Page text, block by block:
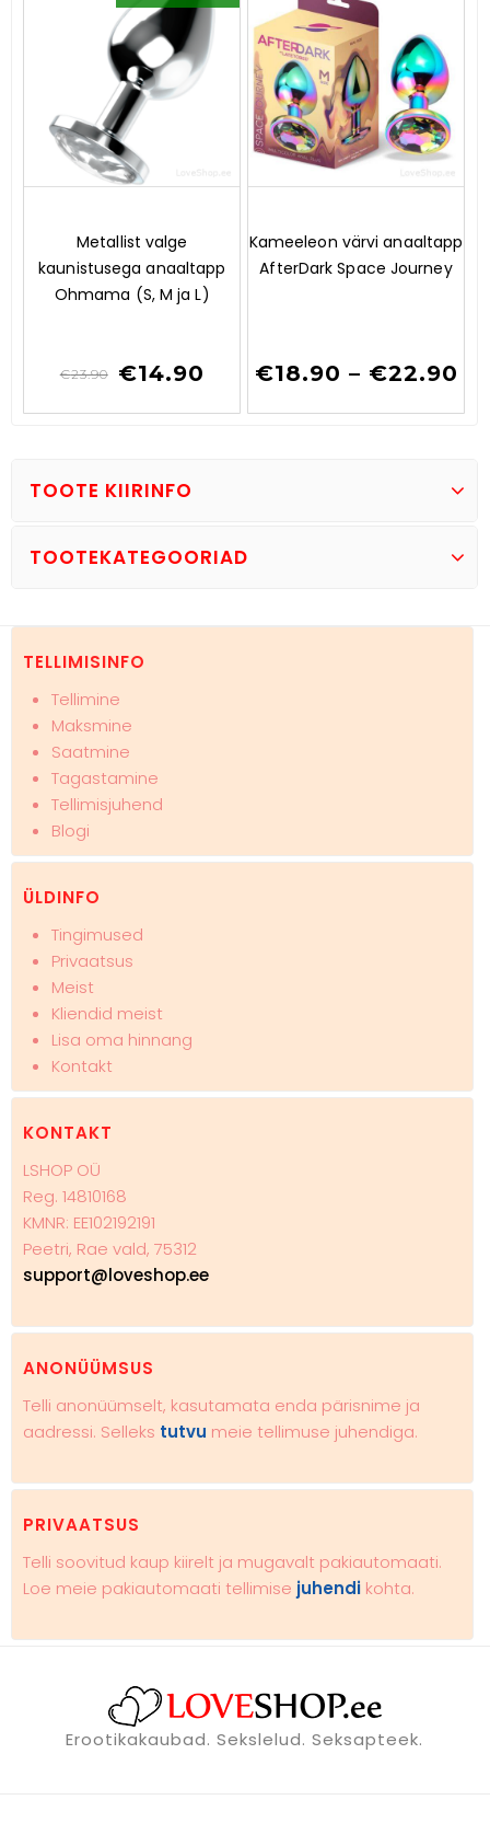
o
u
o
Metallist valge
kaunistusega anaaltapp
Ohmama (S, M ja L)
€23.90 €14.90
o
u
Kameeleon värvi anaaltapp
AfterDark Space Journey
€18.90 – €22.90
TOOTE KIIRINFO
TOOTEKATEGOORIAD
TELLIMISINFO
Tellimine
Maksmine
Saatmine
Tagastamine
Tellimisjuhend
Blogi
ÜLDINFO
Tingimused
Privaatsus
Meist
Kliendid meist
Lisa oma hinnang
Kontakt
KONTAKT
LSHOP OÜ
Reg. 14810168
KMNR: EE102192191
Peetri, Rae vald, 75312
support@loveshop.ee
ANONÜÜMSUS
Telli anonüümselt, kasutamata enda pärisnime ja
aadressi. Selleks tutvu meie tellimuse juhendiga.
PRIVAATSUS
Telli soovitud kaup kiirelt ja mugavalt pakiautomaati.
Loe meie pakiautomaati tellimise juhendi kohta.
Erootikakaubad. Sekslelud. Seksapteek.